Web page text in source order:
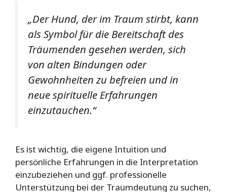
„Der Hund, der im Traum stirbt, kann
als Symbol für die Bereitschaft des
Träumenden gesehen werden, sich
von alten Bindungen oder
Gewohnheiten zu befreien und in
neue spirituelle Erfahrungen
einzutauchen.“
Es ist wichtig, die eigene Intuition und
persönliche Erfahrungen in die Interpretation
einzubeziehen und ggf. professionelle
Unterstützung bei der Traumdeutung zu suchen,